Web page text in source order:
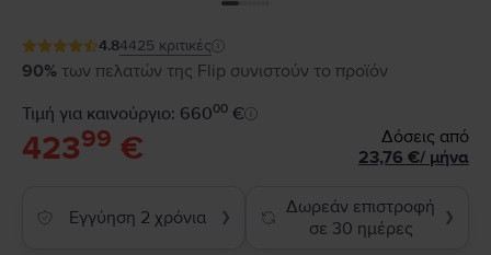
4.84425 κριτικές
90% των πελατών της Flip συνιστούν το προϊόν
Τιμή για καινούργιο: 66000 €
42399 €
Δόσεις από
23,76 €/ μήνα
Εγγύηση 2 χρόνια ❯
Δωρεάν επιστροφή
σε 30 ημέρες
❯